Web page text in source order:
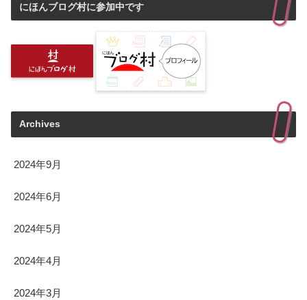
にほんブログ村に参加中です
Archives
2024年9月
2024年6月
2024年5月
2024年4月
2024年3月